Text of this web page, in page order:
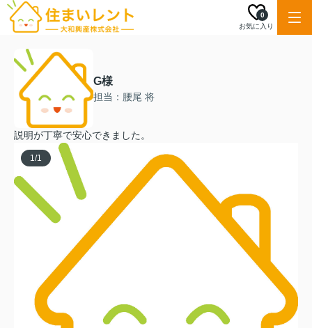
お気に入り
0
G様
担当：腰尾 将
説明が丁寧で安心できました。
1/1